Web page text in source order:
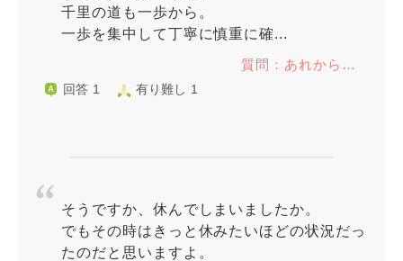
千里の道も一歩から。
一歩を集中して丁寧に慎重に確...
質問：あれから…
回答 1 有り難し 1
そうですか、休んでしまいましたか。
でもその時はきっと休みたいほどの状況だっ
たのだと思いますよ。